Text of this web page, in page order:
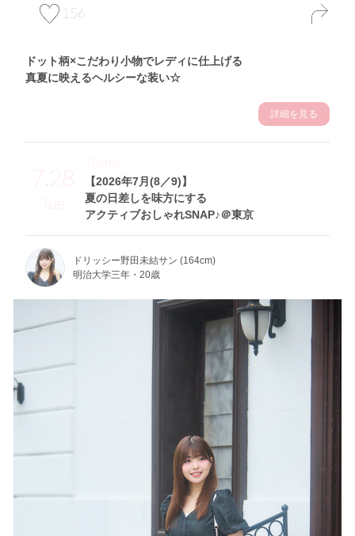
156
ドット柄×こだわり小物でレディに仕上げる
真夏に映えるヘルシーな装い☆
詳細を見る
7.28
Tue
【2026年7月(8／9)】
夏の日差しを味方にする
アクティブおしゃれSNAP♪＠東京
Theme
ドリッシー野田未結サン (164cm)
明治大学三年・20歳